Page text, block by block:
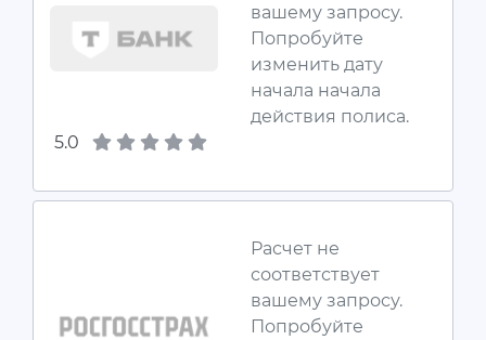
вашему запросу.
Попробуйте
изменить дату
начала начала
действия полиса.
5.0
Расчет не
соответствует
вашему запросу.
Попробуйте